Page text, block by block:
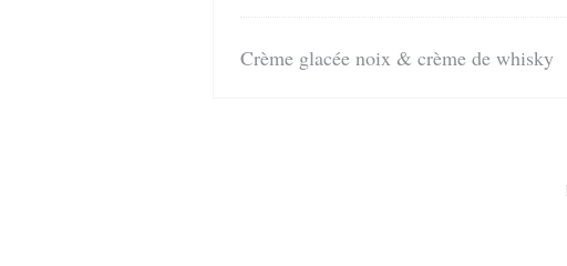
Crème glacée noix & crème de whisky